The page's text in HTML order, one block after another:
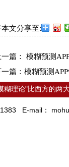
本文分享至:
一篇：
模糊预测
篇： 模糊预测
理论"比西方的两
E-mail：